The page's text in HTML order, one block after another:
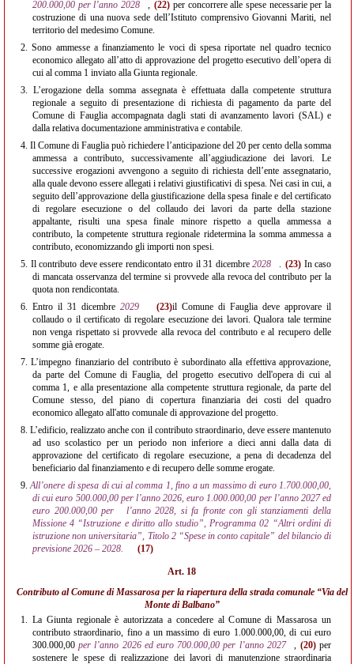
200.000,00 per l’anno 2028 , (22) per concorrere alle spese necessarie per la
costruzione di una nuova sede dell’Istituto comprensivo Giovanni Mariti, nel
territorio del medesimo Comune.
2. Sono ammesse a finanziamento le voci di spesa riportate nel quadro tecnico
economico allegato all’atto di approvazione del progetto esecutivo dell’opera di
cui al comma 1 inviato alla Giunta regionale.
3. L’erogazione della somma assegnata è effettuata dalla competente struttura
regionale a seguito di presentazione di richiesta di pagamento da parte del
Comune di Fauglia accompagnata dagli stati di avanzamento lavori (SAL) e
dalla relativa documentazione amministrativa e contabile.
4. Il Comune di Fauglia può richiedere l’anticipazione del 20 per cento della somma
ammessa a contributo, successivamente all’aggiudicazione dei lavori. Le
successive erogazioni avvengono a seguito di richiesta dell’ente assegnatario,
alla quale devono essere allegati i relativi giustificativi di spesa. Nei casi in cui, a
seguito dell’approvazione della giustificazione della spesa finale e del certificato
di regolare esecuzione o del collaudo dei lavori da parte della stazione
appaltante, risulti una spesa finale minore rispetto a quella ammessa a
contributo, la competente struttura regionale ridetermina la somma ammessa a
contributo, economizzando gli importi non spesi.
5. Il contributo deve essere rendicontato entro il 31 dicembre 2028 . (23) In caso
di mancata osservanza del termine si provvede alla revoca del contributo per la
quota non rendicontata.
6. Entro il 31 dicembre2029 (23)il Comune di Fauglia deve approvare il
collaudo o il certificato di regolare esecuzione dei lavori. Qualora tale termine
non venga rispettato si provvede alla revoca del contributo e al recupero delle
somme già erogate.
7. L’impegno finanziario del contributo è subordinato alla effettiva approvazione,
da parte del Comune di Fauglia, del progetto esecutivo dell'opera di cui al
comma 1, e alla presentazione alla competente struttura regionale, da parte del
Comune stesso, del piano di copertura finanziaria dei costi del quadro
economico allegato all'atto comunale di approvazione del progetto.
8. L’edificio, realizzato anche con il contributo straordinario, deve essere mantenuto
ad uso scolastico per un periodo non inferiore a dieci anni dalla data di
approvazione del certificato di regolare esecuzione, a pena di decadenza del
beneficiario dal finanziamento e di recupero delle somme erogate.
9. All’onere di spesa di cui al comma 1, fino a un massimo di euro 1.700.000,00,
di cui euro 500.000,00 per l’anno 2026, euro 1.000.000,00 per l’anno 2027 ed
euro 200.000,00 per
l’anno 2028, si fa fronte con gli stanziamenti della
Missione 4 “Istruzione e diritto allo studio”, Programma 02 “Altri ordini di
istruzione non universitaria”, Titolo 2 “Spese in conto capitale” del bilancio di
previsione 2026 – 2028.
(17)
Art. 18
Contributo al Comune di Massarosa per la riapertura della strada comunale “Via del
Monte di Balbano”
1. La Giunta regionale è autorizzata a concedere al Comune di Massarosa un
contributo straordinario, fino a un massimo di euro 1.000.000,00, di cui euro
300.000,00per l’anno 2026 ed euro 700.000,00 per l’anno 2027 , (20)per
sostenere le spese di realizzazione dei lavori di manutenzione straordinaria